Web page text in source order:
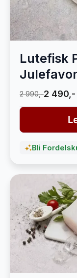
Lutefisk
2 990,-2 490,-
Bli